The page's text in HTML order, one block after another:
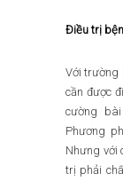
Điều trị
Với trường
cần được
cường
Phương
Nhưng với
trị phải